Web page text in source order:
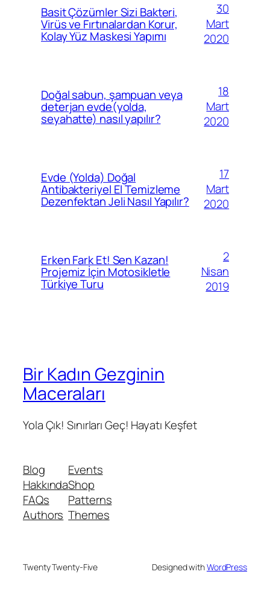
Basit Çözümler Sizi Bakteri,
Virüs ve Fırtınalardan Korur,
Kolay Yüz Maskesi Yapımı
30
Mart
2020
Doğal sabun, şampuan veya
deterjan evde(yolda,
seyahatte) nasıl yapılır?
18
Mart
2020
Evde (Yolda) Doğal
Antibakteriyel El Temizleme
Dezenfektan Jeli Nasıl Yapılır?
17
Mart
2020
Erken Fark Et! Sen Kazan!
Projemiz İçin Motosikletle
Türkiye Turu
2
Nisan
2019
Bir Kadın Gezginin
Maceraları
Yola Çık! Sınırları Geç! Hayatı Keşfet
Blog
Hakkında
FAQs
Authors
Events
Shop
Patterns
Themes
Twenty Twenty-Five Designed withWordPress